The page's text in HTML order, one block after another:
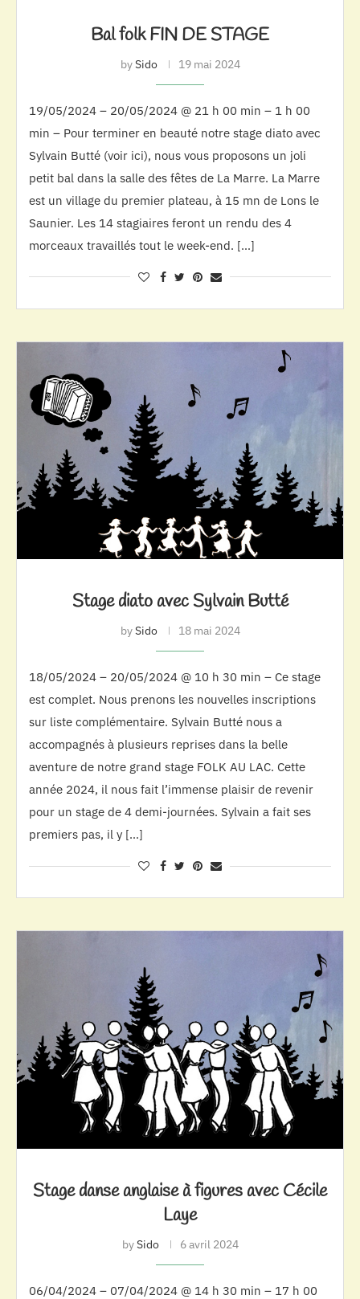
Bal folk FIN DE STAGE
bySido 19 mai 2024
19/05/2024 – 20/05/2024 @ 21 h 00 min – 1 h 00
min – Pour terminer en beauté notre stage diato avec
Sylvain Butté (voir ici), nous vous proposons un joli
petit bal dans la salle des fêtes de La Marre. La Marre
est un village du premier plateau, à 15 mn de Lons le
Saunier. Les 14 stagiaires feront un rendu des 4
morceaux travaillés tout le week-end. […]
Stage diato avec Sylvain Butté
bySido 18 mai 2024
18/05/2024 – 20/05/2024 @ 10 h 30 min – Ce stage
est complet. Nous prenons les nouvelles inscriptions
sur liste complémentaire. Sylvain Butté nous a
accompagnés à plusieurs reprises dans la belle
aventure de notre grand stage FOLK AU LAC. Cette
année 2024, il nous fait l’immense plaisir de revenir
pour un stage de 4 demi-journées. Sylvain a fait ses
premiers pas, il y […]
Stage danse anglaise à figures avec Cécile
Laye
bySido 6 avril 2024
06/04/2024 – 07/04/2024 @ 14 h 30 min – 17 h 00